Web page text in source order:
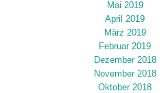
Mai 2019
April 2019
März 2019
Februar 2019
Dezember 2018
November 2018
Oktober 2018